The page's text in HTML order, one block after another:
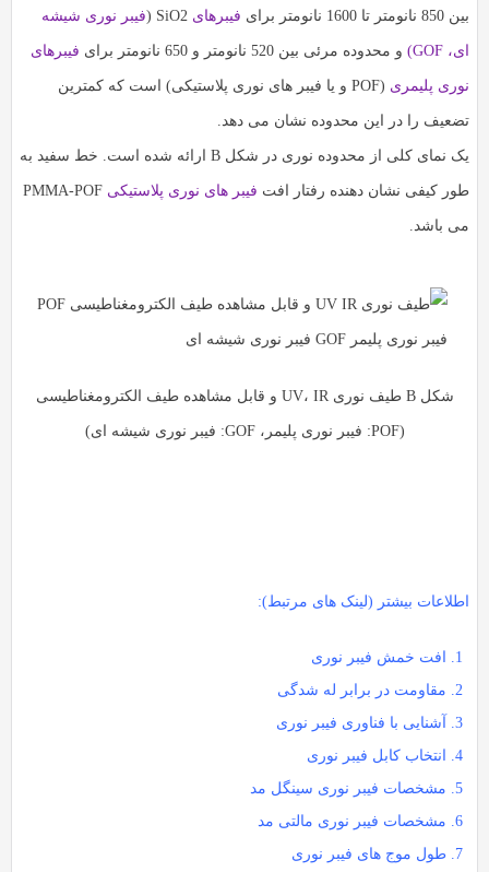
بین 850 نانومتر تا 1600 نانومتر برای فیبرهایSiO2 ( فیبر نوری شیشه
ای، GOF) و محدوده مرئی بین 520 نانومتر و 650 نانومتر برای فیبرهای
نوری پلیمری (POF و یا فیبر های نوری پلاستیکی) است که کمترین
تضعیف را در این محدوده نشان می دهد.
یک نمای کلی از محدوده نوری در شکل B ارائه شده است. خط سفید به
طور کیفی نشان دهنده رفتار افت فیبر های نوری پلاستیکی PMMA-POF
می باشد.
شکل B طیف نوری UV، IR و قابل مشاهده طیف الکترومغناطیسی
(POF: فیبر نوری پلیمر، GOF: فیبر نوری شیشه ای)
اطلاعات بیشتر (لینک های مرتبط):
افت خمش فیبر نوری
مقاومت در برابر له شدگی
آشنایی با فناوری فیبر نوری
انتخاب کابل فیبر نوری
مشخصات فیبر نوری سینگل مد
مشخصات فیبر نوری مالتی مد
طول موج های فیبر نوری